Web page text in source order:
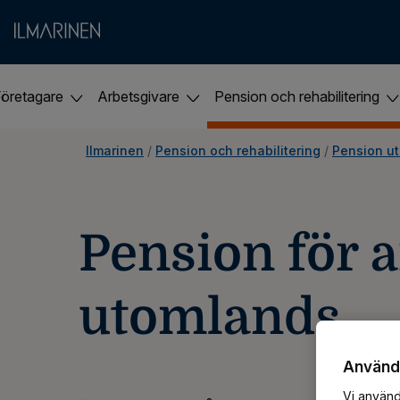
Arbetsgivare Pension och rehabilitering
Ilmarinen / Pension och rehabilitering / Pension
Pension för
utomlands
Vi